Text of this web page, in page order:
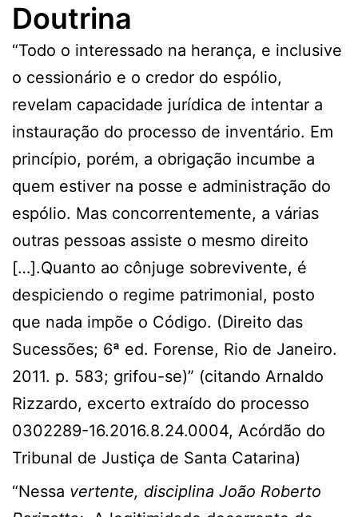
Doutrina
“Todo o interessado na herança, e inclusive
o cessionário e o credor do espólio,
revelam capacidade jurídica de intentar a
instauração do processo de inventário. Em
princípio, porém, a obrigação incumbe a
quem estiver na posse e administração do
espólio. Mas concorrentemente, a várias
outras pessoas assiste o mesmo direito
[…].Quanto ao cônjuge sobrevivente, é
despiciendo o regime patrimonial, posto
que nada impõe o Código. (Direito das
Sucessões; 6ª ed. Forense, Rio de Janeiro.
2011. p. 583; grifou-se)” (citando Arnaldo
Rizzardo, excerto extraído do processo
0302289-16.2016.8.24.0004, Acórdão do
Tribunal de Justiça de Santa Catarina)
“Nessa vertente, disciplina João Roberto